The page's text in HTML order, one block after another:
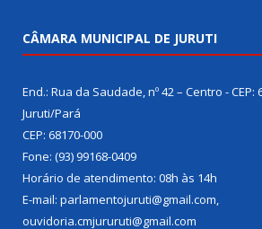
CÂMARA MUNICIPAL DE JURUTI
End.: Rua da Saudade, nº 42 – Centro - CEP:
Juruti/Pará
CEP: 68170-000
Fone: (93) 99168-0409
Horário de atendimento: 08h às 14h
E-mail: parlamentojuruti@gmail.com,
ouvidoria.cmjururuti@gmail.com